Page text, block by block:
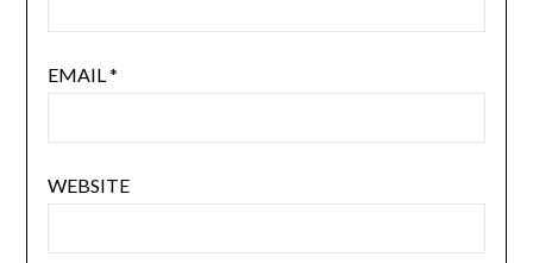
EMAIL*
WEBSITE